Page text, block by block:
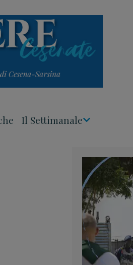
Il Settimanale